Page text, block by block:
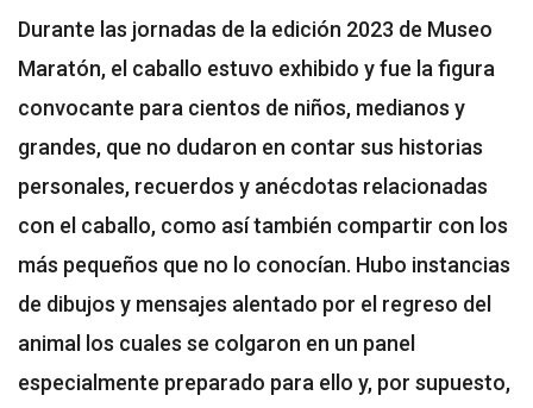
Durante las jornadas de la edición 2023 de Museo
Maratón, el caballo estuvo exhibido y fue la figura
convocante para cientos de niños, medianos y
grandes, que no dudaron en contar sus historias
personales, recuerdos y anécdotas relacionadas
con el caballo, como así también compartir con los
más pequeños que no lo conocían. Hubo instancias
de dibujos y mensajes alentado por el regreso del
animal los cuales se colgaron en un panel
especialmente preparado para ello y, por supuesto,